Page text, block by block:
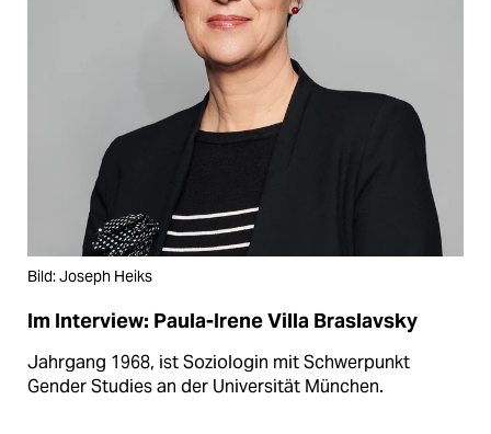
Bild: Joseph Heiks
Im Interview: Paula-Irene Villa Braslavsky
Jahrgang 1968, ist Soziologin mit Schwerpunkt
Gender Studies an der Universität München.